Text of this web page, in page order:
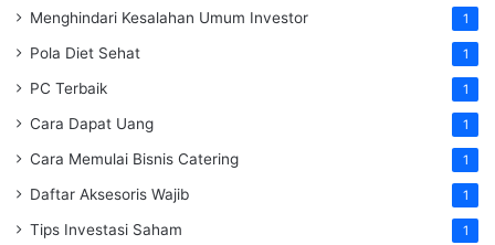
Menghindari Kesalahan Umum Investor 1
Pola Diet Sehat 1
PC Terbaik 1
Cara Dapat Uang 1
Cara Memulai Bisnis Catering 1
Daftar Aksesoris Wajib 1
Tips Investasi Saham 1